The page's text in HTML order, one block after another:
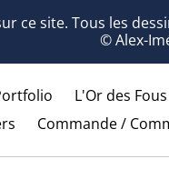
ce site. Tous les
© Alex-
L'Or des Fous
Commande /